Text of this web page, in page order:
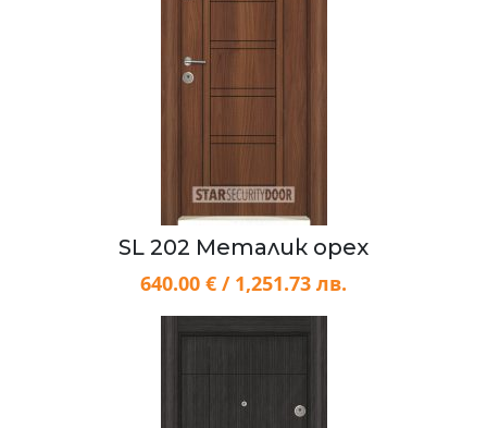
SL 202 Металик орех
640.00 € / 1,251.73 лв.